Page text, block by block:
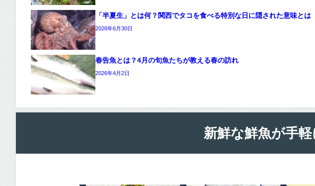
「半夏生」とは何？関西でタコを食べる特別な日に隠された意味とは
2026年6月30日
春告魚とは？4月の旬魚たちが教える春の訪れ
2026年4月2日
新鮮な鮮魚が手